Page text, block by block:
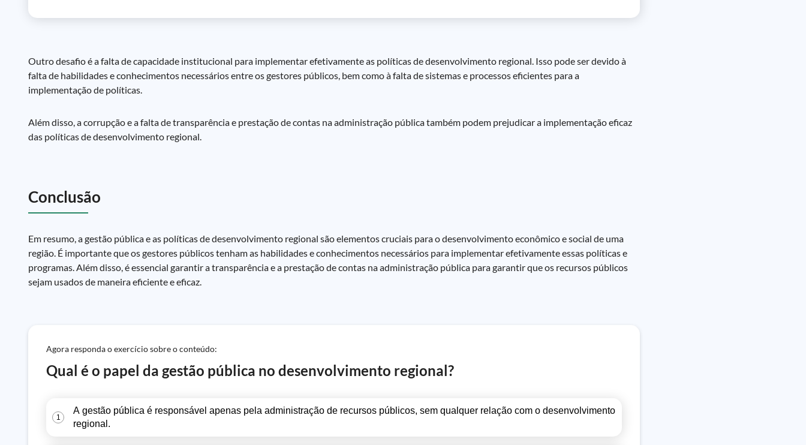
Outro desafio é a falta de capacidade institucional para implementar efetivamente as políticas de desenvolvimento regional. Isso pode ser devido à
falta de habilidades e conhecimentos necessários entre os gestores públicos, bem como à falta de sistemas e processos eficientes para a
implementação de políticas.
Além disso, a corrupção e a falta de transparência e prestação de contas na administração pública também podem prejudicar a implementação eficaz
das políticas de desenvolvimento regional.
Conclusão
Em resumo, a gestão pública e as políticas de desenvolvimento regional são elementos cruciais para o desenvolvimento econômico e social de uma
região. É importante que os gestores públicos tenham as habilidades e conhecimentos necessários para implementar efetivamente essas políticas e
programas. Além disso, é essencial garantir a transparência e a prestação de contas na administração pública para garantir que os recursos públicos
sejam usados de maneira eficiente e eficaz.
Agora responda o exercício sobre o conteúdo:
Qual é o papel da gestão pública no desenvolvimento regional?
1
A gestão pública é responsável apenas pela administração de recursos públicos, sem qualquer relação com o desenvolvimento
regional.